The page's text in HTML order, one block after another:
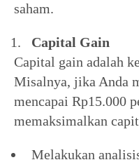
saham.
Capital Gain
Capital gain adalah
Misalnya, jika Anda
mencapai Rp15.000
memaksimalkan
Melakukan